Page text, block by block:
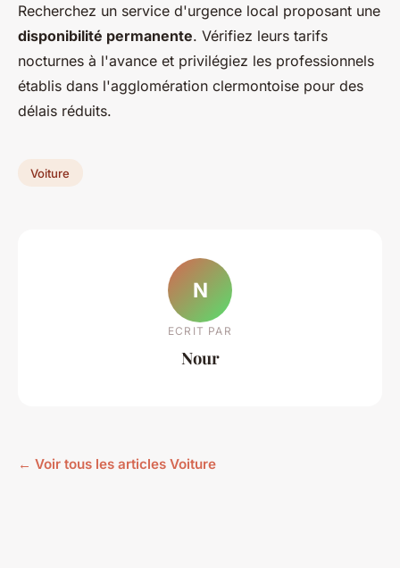
Recherchez un service d'urgence local proposant une
disponibilité permanente. Vérifiez leurs tarifs
nocturnes à l'avance et privilégiez les professionnels
établis dans l'agglomération clermontoise pour des
délais réduits.
Voiture
N
ECRIT PAR
Nour
← Voir tous les articles Voiture